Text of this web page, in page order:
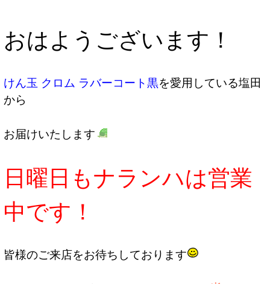
おはようございます！
けん玉 クロム ラバーコート黒を愛用している塩田
から
お届けいたします
日曜日もナランハは営業
中です！
皆様のご来店をお待ちしております